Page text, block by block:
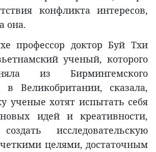
конфликта интересов,
она.
профессор доктор Буй Тхи
ученый, которого
из Бирмингемского
в Великобритании, сказала,
ученые хотят испытать себя
идей и креативности,
исследовательскую
целями, достаточным